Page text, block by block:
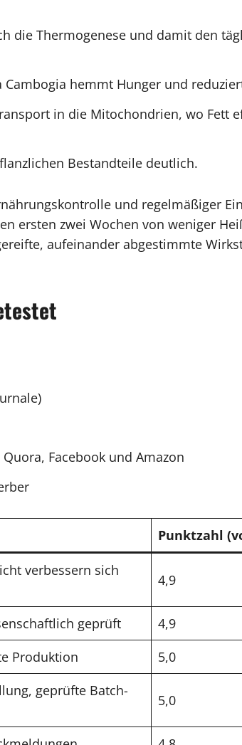
die Thermogenese und damit den
hemmt Hunger und
in die Mitochondrien, wo Fett
Bestandteile deutlich.
und regelmäßiger
ersten zwei Wochen von weniger
aufeinander abgestimmte
Facebook und Amazon
Punktzahl
verbessern sich
4,9
geprüft
4,9
Produktion 5,0
geprüfte Batch-
5,0